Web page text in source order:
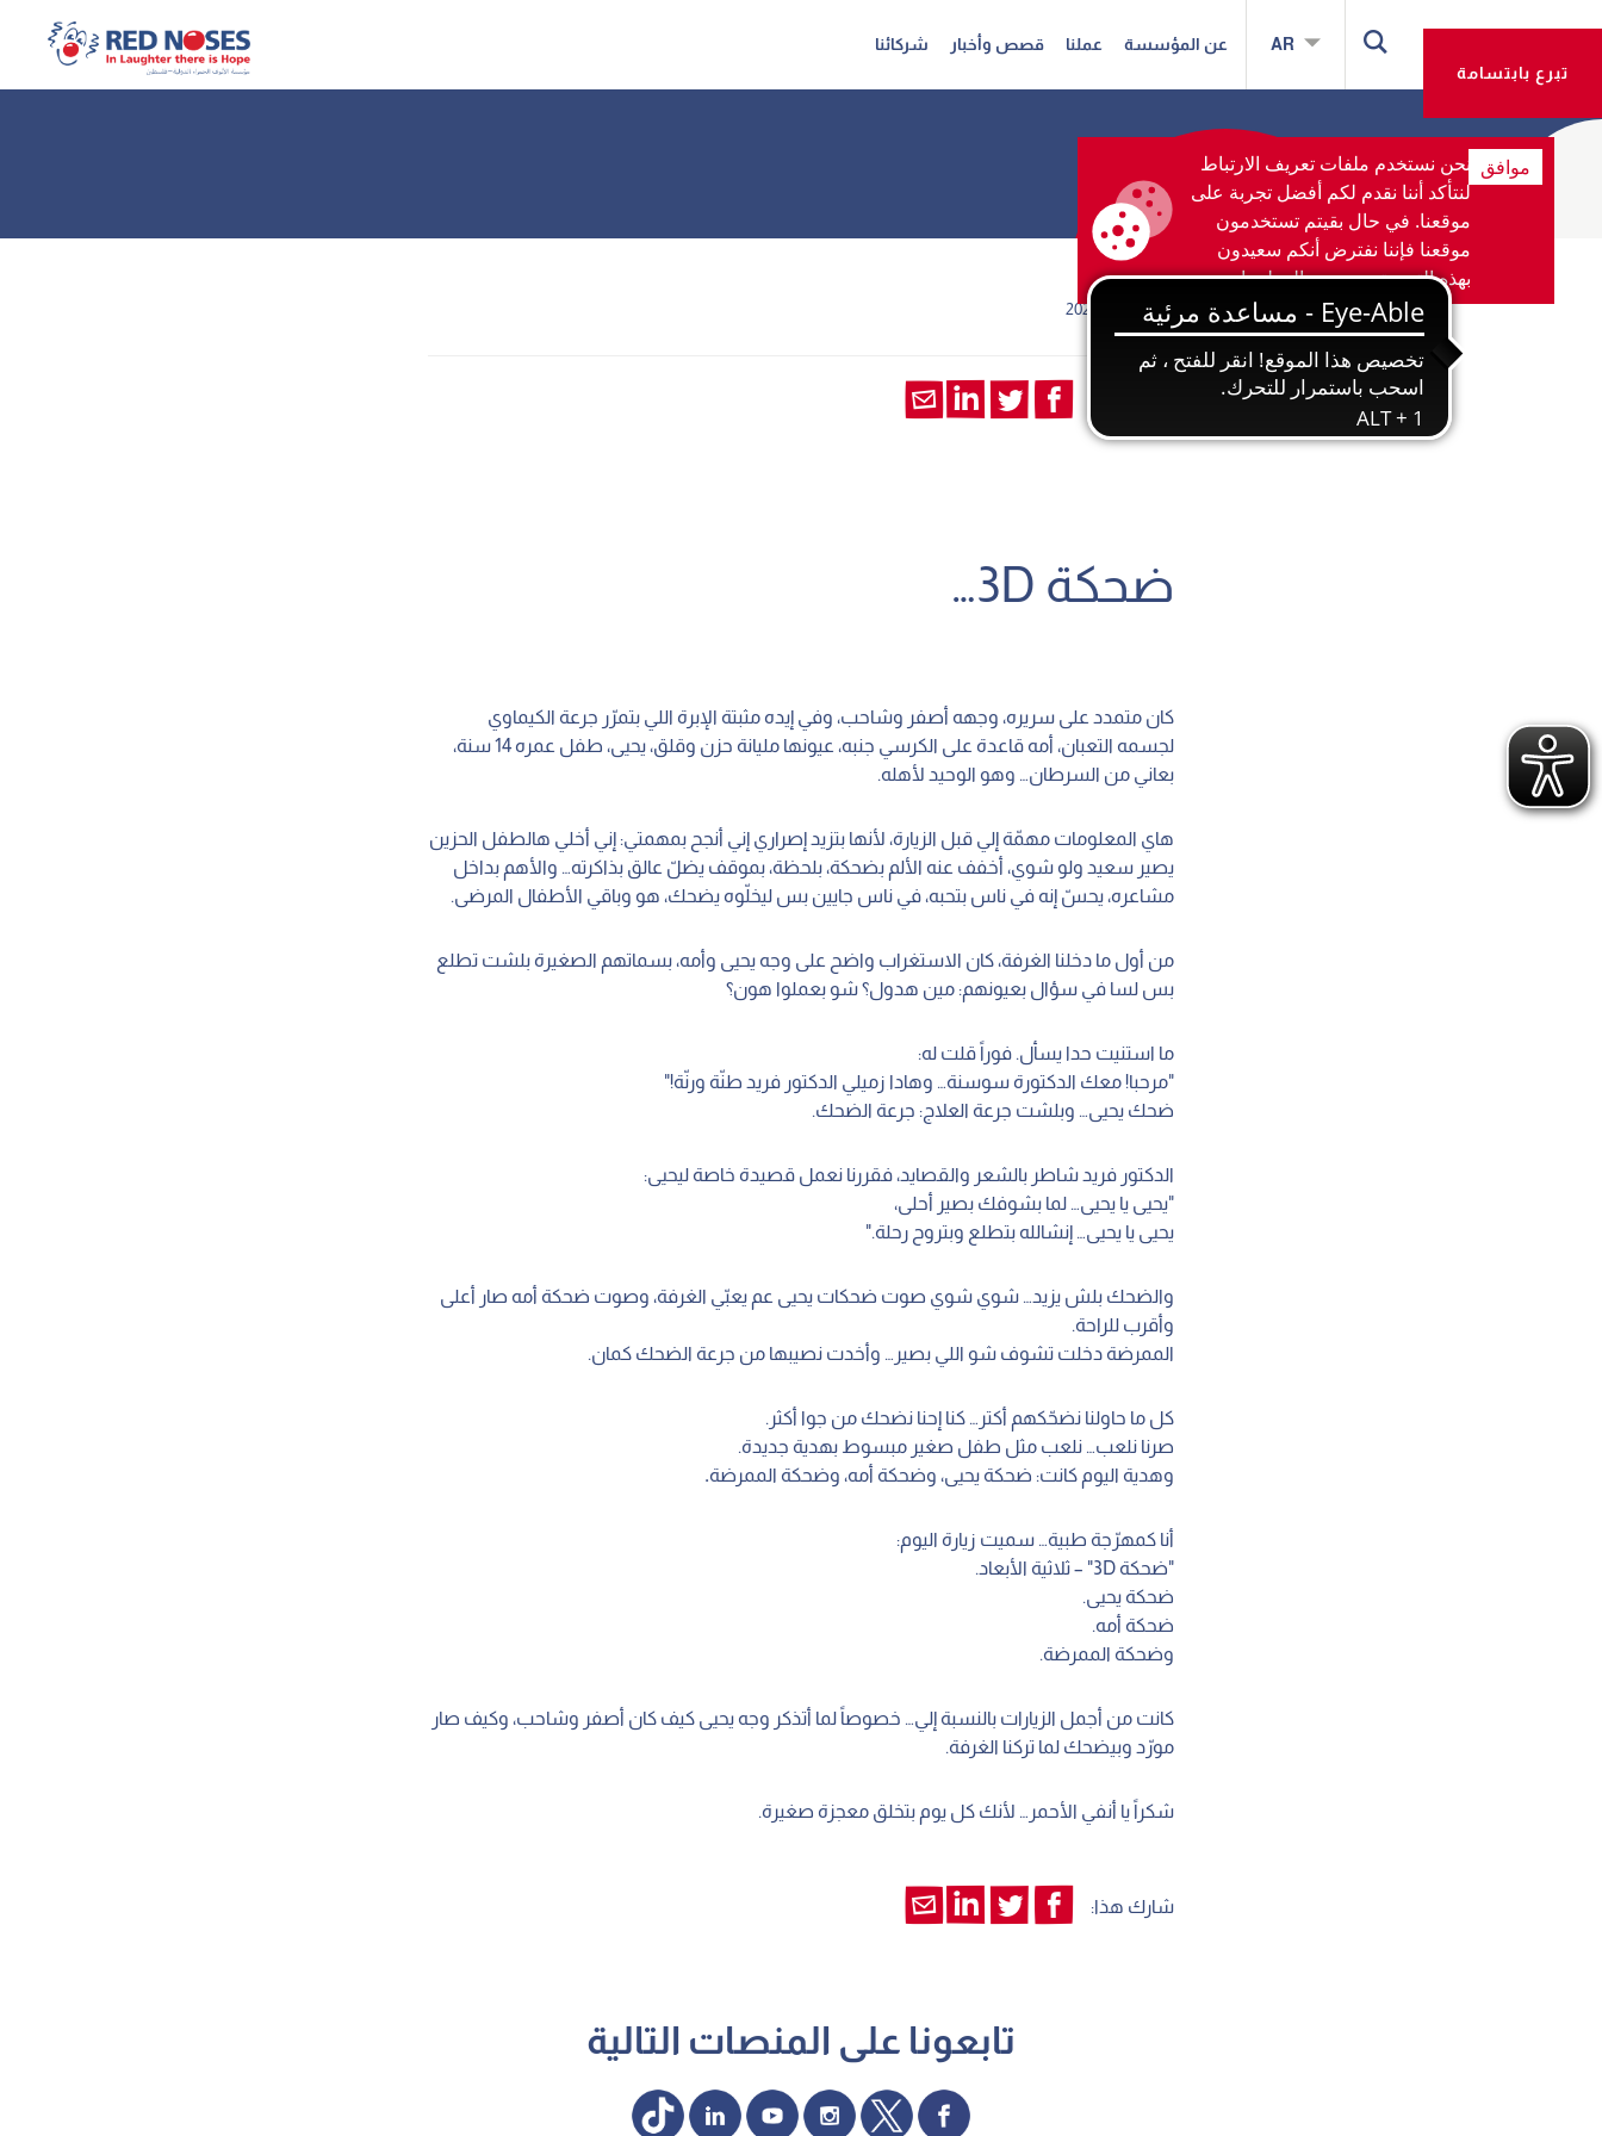
تبرع بابتسامة
عن المؤسسة عملنا قصص وأخبار شركائنا AR
02.ديسمبر 2025
ضحكة 3D…
كان متمدد على سريره، وجهه أصفر وشاحب، وفي إيده مثبتة الإبرة اللي بتمرّر جرعة الكيماوي
لجسمه التعبان، أمه قاعدة على الكرسي جنبه، عيونها مليانة حزن وقلق، يحيى، طفل عمره 14 سنة،
بعاني من السرطان… وهو الوحيد لأهله.
هاي المعلومات مهمّة إلي قبل الزيارة، لأنها بتزيد إصراري إني أنجح بمهمتي: إني أخلي هالطفل الحزين
يصير سعيد ولو شوي، أخفف عنه الألم بضحكة، بلحظة، بموقف يضلّ عالق بذاكرته… والأهم بداخل
مشاعره، يحسّ إنه في ناس بتحبه، في ناس جايين بس ليخلّوه يضحك، هو وباقي الأطفال المرضى.
من أول ما دخلنا الغرفة، كان الاستغراب واضح على وجه يحيى وأمه، بسماتهم الصغيرة بلشت تطلع
بس لسا في سؤال بعيونهم: مين هدول؟ شو بعملوا هون؟
ما استنيت حدا يسأل. فوراً قلت له:
"مرحبا! معك الدكتورة سوسنة… وهادا زميلي الدكتور فريد طنّة ورنّة!"
ضحك يحيى… وبلشت جرعة العلاج: جرعة الضحك.
الدكتور فريد شاطر بالشعر والقصايد، فقررنا نعمل قصيدة خاصة ليحيى:
"يحيى يا يحيى… لما بشوفك بصير أحلى،
يحيى يا يحيى… إنشالله بتطلع وبتروح رحلة."
والضحك بلش يزيد… شوي شوي صوت ضحكات يحيى عم يعبّي الغرفة، وصوت ضحكة أمه صار أعلى
وأقرب للراحة.
الممرضة دخلت تشوف شو اللي بصير… وأخدت نصيبها من جرعة الضحك كمان.
كل ما حاولنا نضحّكهم أكتر… كنا إحنا نضحك من جوا أكثر.
صرنا نلعب… نلعب مثل طفل صغير مبسوط بهدية جديدة.
وهدية اليوم كانت: ضحكة يحيى، وضحكة أمه، وضحكة الممرضة.
أنا كمهرّجة طبية… سميت زيارة اليوم:
"ضحكة 3D" – ثلاثية الأبعاد.
ضحكة يحيى.
ضحكة أمه.
وضحكة الممرضة.
كانت من أجمل الزيارات بالنسبة إلي… خصوصاً لما أتذكر وجه يحيى كيف كان أصفر وشاحب، وكيف صار
مورّد وبيضحك لما تركنا الغرفة.
شكراً يا أنفي الأحمر… لأنك كل يوم بتخلق معجزة صغيرة.
شارك هذا:
تابعونا على المنصات التالية
نحن نستخدم ملفات تعريف الارتباط
لنتأكد أننا نقدم لكم أفضل تجربة على
موقعنا. في حال بقيتم تستخدمون
موقعنا فإننا نفترض أنكم سعيدون
بهذه التجربةمزيد من المعلومات
موافق